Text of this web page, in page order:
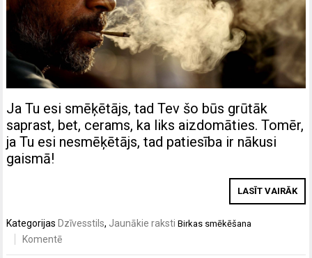
Ja Tu esi smēķētājs, tad Tev šo būs grūtāk
saprast, bet, cerams, ka liks aizdomāties. Tomēr,
ja Tu esi nesmēķētājs, tad patiesība ir nākusi
gaismā!
LASĪT VAIRĀK
Kategorijas Dzīvesstils, Jaunākie raksti Birkas smēkēšana
Komentē